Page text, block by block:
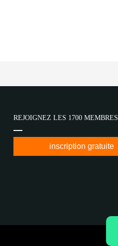
REJOIGNEZ LES 1700 MEMBRES
inscription gratuite